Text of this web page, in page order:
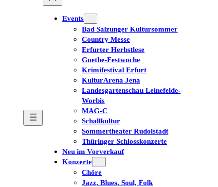
Events
Bad Salzunger Kultursommer
Country Messe
Erfurter Herbstlese
Goethe-Festwoche
Krimifestival Erfurt
KulturArena Jena
Landesgartenschau Leinefelde-
Worbis
MAG-C
Schallkultur
Sommertheater Rudolstadt
Thüringer Schlosskonzerte
Neu im Vorverkauf
Konzerte
Chöre
Jazz, Blues, Soul, Folk